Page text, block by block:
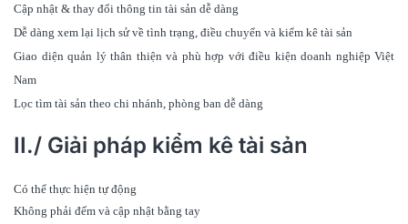
Cập nhật & thay đổi thông tin tài sản dễ dàng
Dễ dàng xem lại lịch sử về tình trạng, điều chuyển và kiểm kê tài sản
Giao diện quản lý thân thiện và phù hợp với điều kiện doanh nghiệp Việt
Nam
Lọc tìm tài sản theo chi nhánh, phòng ban dễ dàng
II./ Giải pháp kiểm kê tài sản
Có thể thực hiện tự động
Không phải đếm và cập nhật bằng tay